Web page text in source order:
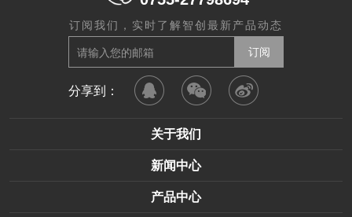
订阅我们，实时了解智创最新产品动态
分享到：
关于我们
新闻中心
产品中心